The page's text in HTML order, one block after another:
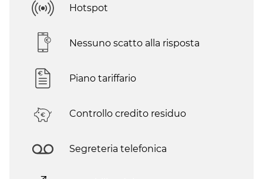
Hotspot
Nessuno scatto alla risposta
Piano tariffario
Controllo credito residuo
Segreteria telefonica